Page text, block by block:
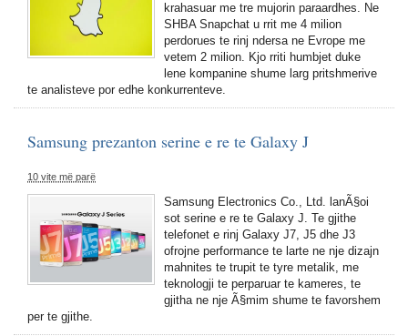
krahasuar me tre mujorin paraardhes. Ne
SHBA Snapchat u rrit me 4 milion
perdorues te rinj ndersa ne Evrope me
vetem 2 milion. Kjo rriti humbjet duke
lene kompanine shume larg pritshmerive
te analisteve por edhe konkurrenteve.
Samsung prezanton serine e re te Galaxy J
10 vite më parë
Samsung Electronics Co., Ltd. lanÃ§oi
sot serine e re te Galaxy J. Te gjithe
telefonet e rinj Galaxy J7, J5 dhe J3
ofrojne performance te larte ne nje dizajn
mahnites te trupit te tyre metalik, me
teknologji te perparuar te kameres, te
gjitha ne nje Ã§mim shume te favorshem
per te gjithe.